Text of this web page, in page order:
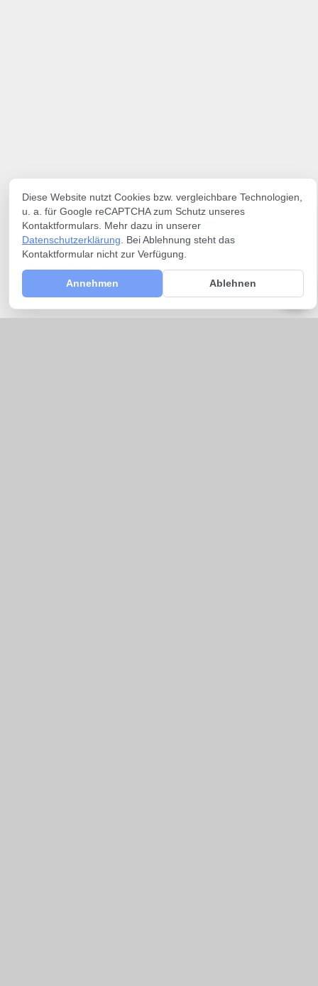
Diese Website nutzt Cookies bzw. vergleichbare Technologien,
u. a. für Google reCAPTCHA zum Schutz unseres
Kontaktformulars. Mehr dazu in unserer
Datenschutzerklärung . Bei Ablehnung steht das
Kontaktformular nicht zur Verfügung.
Annehmen Ablehnen